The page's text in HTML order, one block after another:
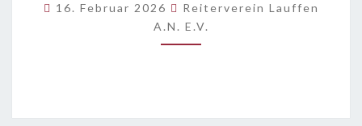
16. Februar 2026
Reiterverein Lauffen
A.N. E.V.